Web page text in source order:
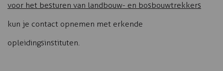
voor het besturen van landbouw- en bosbouwtrekkers
kun je contact opnemen met erkende
opleidingsinstituten.